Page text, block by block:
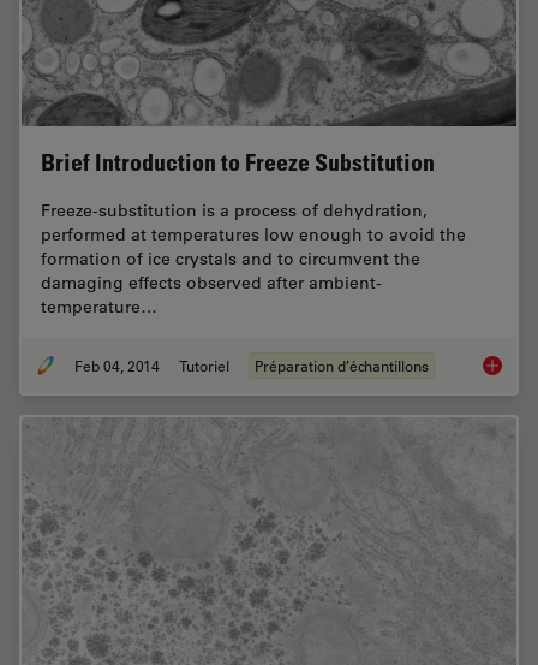
Brief Introduction to Freeze Substitution
Freeze-substitution is a process of dehydration,
performed at temperatures low enough to avoid the
formation of ice crystals and to circumvent the
damaging effects observed after ambient-
temperature…
Feb 04, 2014 Tutoriel Préparation d’échantillons Brief